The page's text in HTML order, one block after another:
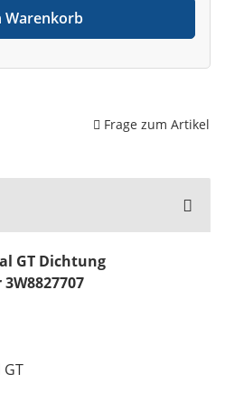
Warenkorb
Frage zum Artikel
GT Dichtung